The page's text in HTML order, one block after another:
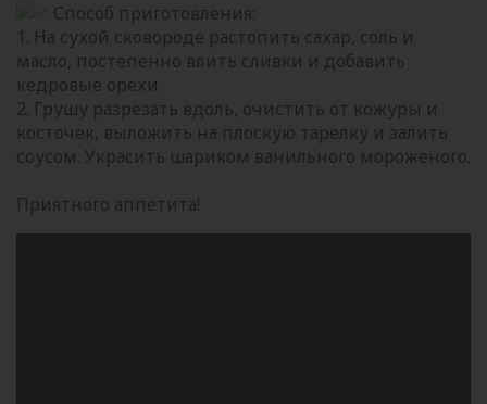
Способ приготовления:
1. На сухой сковороде растопить сахар, соль и
масло, постепенно влить сливки и добавить
кедровые орехи.
2. Грушу разрезать вдоль, очистить от кожуры и
косточек, выложить на плоскую тарелку и залить
соусом. Украсить шариком ванильного мороженого.
Приятного аппетита!